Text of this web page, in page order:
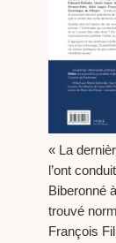
« La
l’ont
Biberonné
trouvé
François